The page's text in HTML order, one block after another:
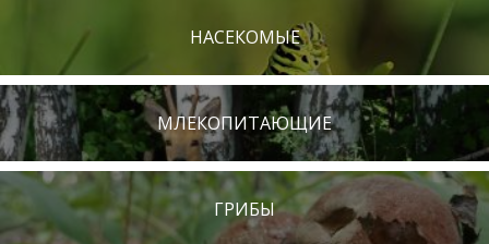
НАСЕКОМЫЕ
МЛЕКОПИТАЮЩИЕ
ГРИБЫ